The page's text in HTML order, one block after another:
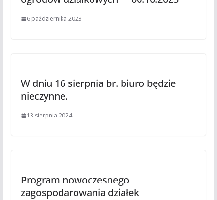
6 października 2023
W dniu 16 sierpnia br. biuro będzie
nieczynne.
13 sierpnia 2024
Program nowoczesnego
zagospodarowania działek